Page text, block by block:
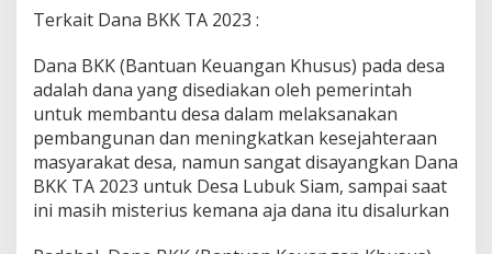
Terkait Dana BKK TA 2023 :
Dana BKK (Bantuan Keuangan Khusus) pada desa
adalah dana yang disediakan oleh pemerintah
untuk membantu desa dalam melaksanakan
pembangunan dan meningkatkan kesejahteraan
masyarakat desa, namun sangat disayangkan Dana
BKK TA 2023 untuk Desa Lubuk Siam, sampai saat
ini masih misterius kemana aja dana itu disalurkan